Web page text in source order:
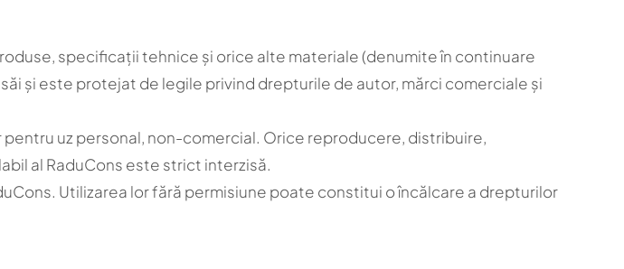
specificații tehnice și orice alte materiale (denumite în continuare
și este protejat de legile privind drepturile de autor, mărci comerciale și
uz personal, non-comercial. Orice reproducere, distribuire,
al RaduCons este strict interzisă.
Utilizarea lor fără permisiune poate constitui o încălcare a drepturilor